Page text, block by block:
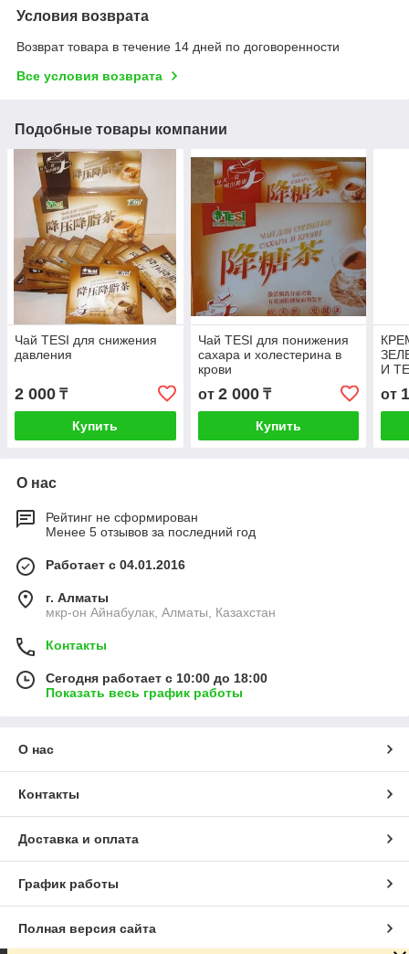
Условия возврата
Возврат товара в течение 14 дней по договоренности
Все условия возврата
Подобные товары компании
Чай TESI для снижения
давления
2 000 ₸
Купить
Чай TESI для понижения
сахара и холестерина в
крови
от 2 000₸
Купить
И
от
О нас
Рейтинг не сформирован
Менее 5 отзывов за последний год
Работает с 04.01.2016
г. Алматы
мкр-он Айнабулак, Алматы, Казахстан
Контакты
Сегодня работает с 10:00 до 18:00
Показать весь график работы
О нас
Контакты
Доставка и оплата
График работы
Полная версия сайта